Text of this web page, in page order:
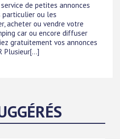
de petites annonces
particulier ou les
acheter ou vendre votre
car ou encore diffuser
gratuitement vos annonces
Plusieur[...]